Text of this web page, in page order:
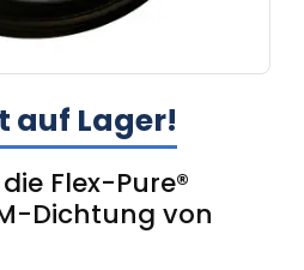
auf Lager!
Flex-Pure®
Dichtung von